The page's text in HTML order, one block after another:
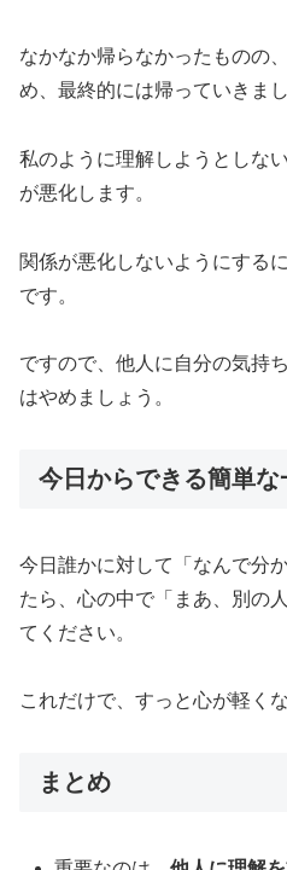
なかなか帰らなかったものの
め、最終的には帰っていきまし
私のように理解しようとしな
が悪化します。
関係が悪化しないようにする
です。
ですので、他人に自分の気持
はやめましょう。
今日からできる簡単な
今日誰かに対して「なんで分
たら、心の中で「まあ、別の
てください。
これだけで、すっと心が軽く
まとめ